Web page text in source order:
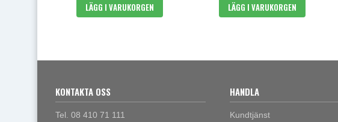
LÄGG I VARUKORGEN LÄGG I VARUKORGEN
KONTAKTA OSS
Tel. 08 410 71 111
HANDLA
Kundtjänst